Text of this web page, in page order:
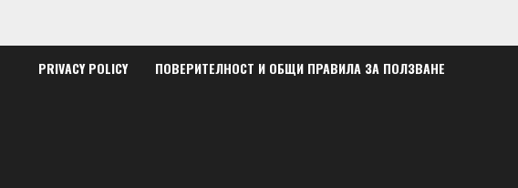
PRIVACY POLICY ПОВЕРИТЕЛНОСТ И ОБЩИ ПРАВИЛА ЗА ПОЛЗВАНЕ